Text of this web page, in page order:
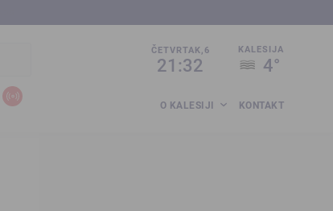
ČETVRTAK,6
21:32
KALESIJA
4°
O KALESIJI KONTAKT